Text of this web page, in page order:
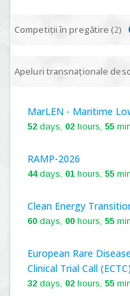
Competiții în pregătire (2)
PNCDI IV, P 5.1 -
PNCDI IV, SP 5.6.1 -
Apeluri transnaționale
MarLEN - Maritime
52 days, 02 hours, 55
RAMP-2026
44days, 01 hours, 55
Clean Energy
60 days, 00 hours, 55
European Rare
Clinical Trial Call (ECTC)
32 days, 02 hours, 55